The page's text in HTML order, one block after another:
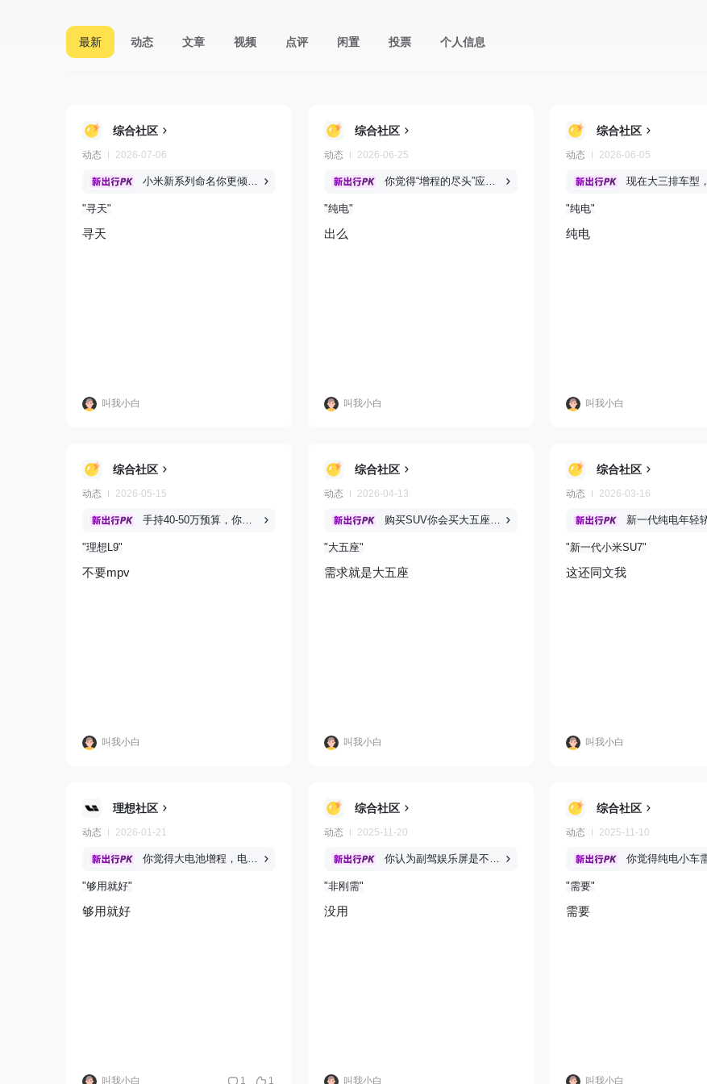
最新 动态 文章 视频 点评 闲置 投票 个人信息
综合社区
动态 2026-07-06
寻天
寻天
叫我小白
综合社区
动态 2026-06-25
纯电
出么
叫我小白
综合社区
动态 2026-06-05
纯电
纯电
叫我小白
综合社区
动态 2026-05-15
理想L9
不要mpv
叫我小白
综合社区
动态 2026-04-13
大五座
需求就是大五座
叫我小白
综合社区
动态 2026-03-16
新一代小米SU7
这还同文我
叫我小白
理想社区
动态 2026-01-21
够用就好
够用就好
叫我小白 1 1
综合社区
动态 2025-11-20
非刚需
没用
叫我小白
综合社区
动态 2025-11-10
需要
需要
叫我小白